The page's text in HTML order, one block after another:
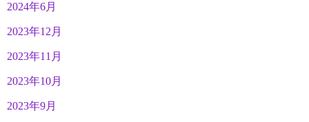
2024年6月
2023年12月
2023年11月
2023年10月
2023年9月